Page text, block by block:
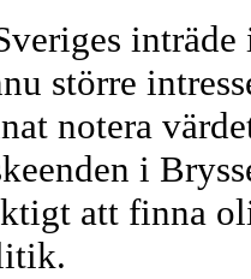
större
notera
i
att finna